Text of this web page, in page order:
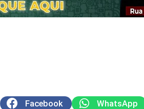
Facebook WhatsApp